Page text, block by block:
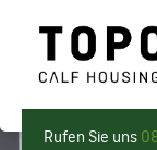
Rufen Sie uns